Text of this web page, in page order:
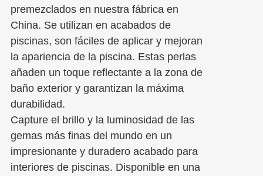
premezclados en nuestra fábrica en
China. Se utilizan en acabados de
piscinas, son fáciles de aplicar y mejoran
la apariencia de la piscina. Estas perlas
añaden un toque reflectante a la zona de
baño exterior y garantizan la máxima
durabilidad.
Capture el brillo y la luminosidad de las
gemas más finas del mundo en un
impresionante y duradero acabado para
interiores de piscinas. Disponible en una